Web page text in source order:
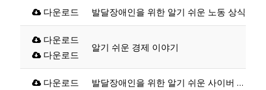
다운로드 발달장애인을 위한 알기 쉬운 노동 상식
다운로드
다운로드
알기 쉬운 경제 이야기
다운로드 발달장애인을 위한 알기 쉬운 사이버 범죄 예방